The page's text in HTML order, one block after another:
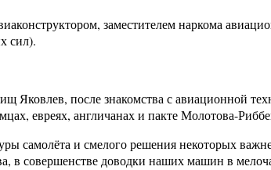
заместителем наркома
сил).
Яковлев, после знакомства с авиационной
евреях, англичанах и пакте Молотова-
самолёта и смелого решения некоторых
в совершенстве доводки наших машин в